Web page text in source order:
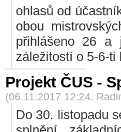
ohlasů od
obou
přihlášeno 26 a
záležitostí o 5-6-
Projekt ČUS -
(06.11.2017 12:24,
Do 30. listopadu